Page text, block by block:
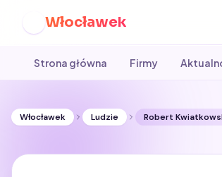
Włocławek
Strona główna Firmy
Włocławek Ludzie Robert